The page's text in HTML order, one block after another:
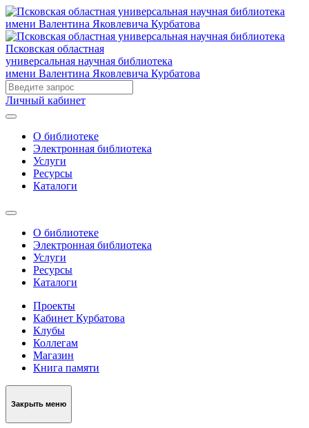
Псковская областная
универсальная научная библиотека
имени Валентина Яковлевича Курбатова
Личный кабинет
О библиотеке
Электронная библиотека
Услуги
Ресурсы
Каталоги
О библиотеке
Электронная библиотека
Услуги
Ресурсы
Каталоги
Проекты
Кабинет Курбатова
Клубы
Коллегам
Магазин
Книга памяти
Закрыть меню